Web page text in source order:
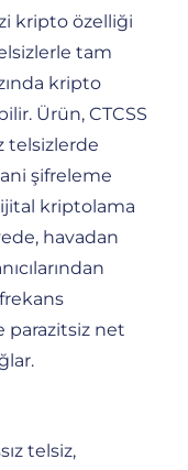
kripto özelliği
tam
kripto
Ürün, CTCSS
telsizlerde
şifreleme
kriptolama
havadan
parazitsiz net
telsiz,